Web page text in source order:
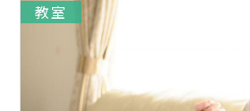
教室